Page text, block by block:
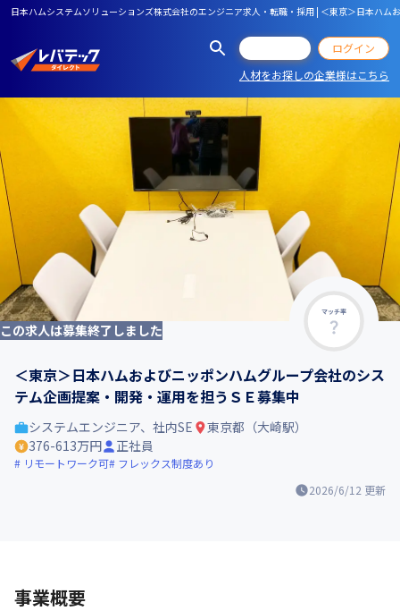
日本ハムシステムソリューションズ株式会社のエンジニア求人・転職・採用 | ＜東京＞日本ハ
ログイン
人材をお探しの企業様はこちら
マッチ率
この求人は募集終了しました
＜東京＞日本ハムおよびニッポンハムグループ会社のシス
テム企画提案・開発・運用を担うＳＥ募集中
2026/6/12 更新
システムエンジニア、社内SE
東京都（大崎駅）
376-613万円
正社員
リモートワーク可 フレックス制度あり
事業概要